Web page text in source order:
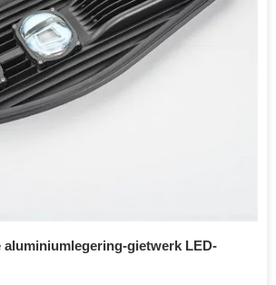
aluminiumlegering-gietwerk LED-